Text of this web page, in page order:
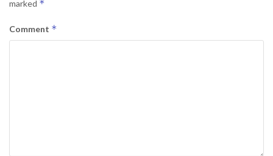
marked *
Comment *